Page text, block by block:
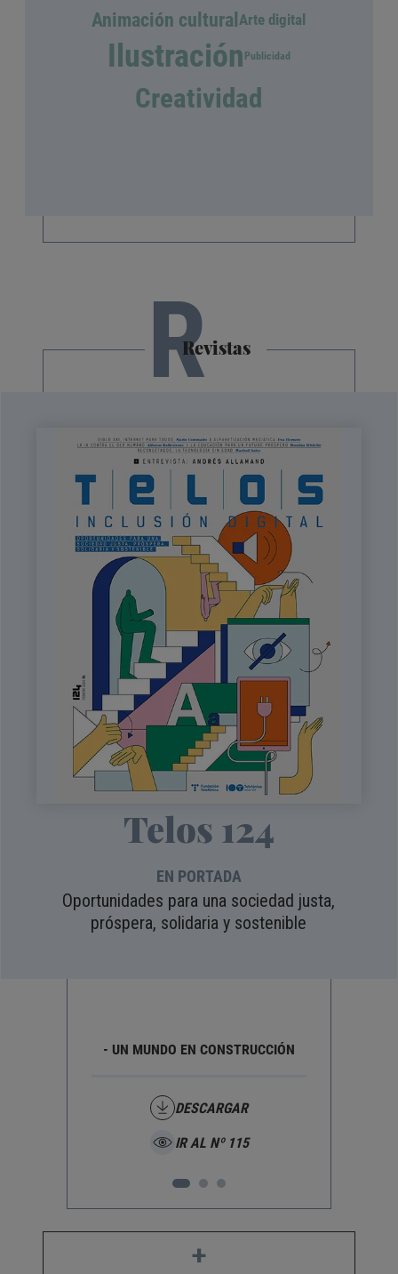
Animación culturalArte digital
Ilustración Publicidad
Creatividad
RRevistas
Telos 124
EN PORTADA
Oportunidades para una sociedad justa,
próspera, solidaria y sostenible
- UN MUNDO EN CONSTRUCCIÓN
DESCARGAR
IR AL Nº 115
+